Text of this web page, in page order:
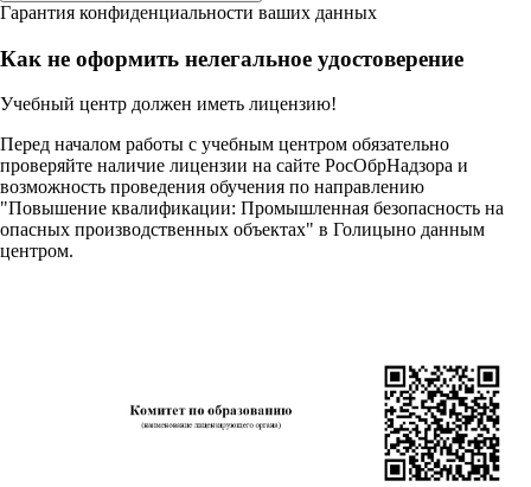
Гарантия конфиденциальности ваших данных
Как не оформить нелегальное удостоверение
Учебный центр должен иметь лицензию!
Перед началом работы с учебным центром обязательно
проверяйте наличие лицензии на сайте РосОбрНадзора и
возможность проведения обучения по направлению
"Повышение квалификации: Промышленная безопасность на
опасных производственных объектах" в Голицыно данным
центром.